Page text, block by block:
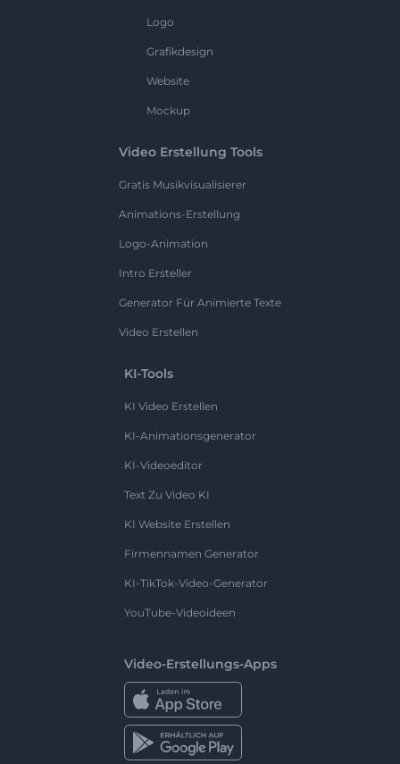
Logo
Grafikdesign
Website
Mockup
Video Erstellung Tools
Gratis Musikvisualisierer
Animations-Erstellung
Logo-Animation
Intro Ersteller
Generator Für Animierte Texte
Video Erstellen
KI-Tools
KI Video Erstellen
KI-Animationsgenerator
KI-Videoeditor
Text Zu Video KI
KI Website Erstellen
Firmennamen Generator
KI-TikTok-Video-Generator
YouTube-Videoideen
Video-Erstellungs-Apps